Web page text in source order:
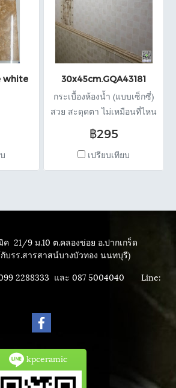
white 30x45cm.GQA43181
กระเบื้องห้องน้ำ (แบบเซ็กซี่)
สวย สะดุดตา ไม่เหมือนที่ไหน
และไม่มีที่ไหนเหมือนแน่นอน
คะ!!!! ●กระเบื้องผนัง
30×45cm. #GQA43181 ผนัง
อ่อน #GQA43182 ผนังเข้ม
295 บาท @สินค้าคุณภาพ
฿295
เปรียบเทียบ
ค 21/9 ม.10 ต.คลองข่อย อ.ปากเกร็ด
กับรร.สารสาสน์บางบัวทอง นนทบุรี)
2288333 และ 087 5004040 Line:
kpceramic